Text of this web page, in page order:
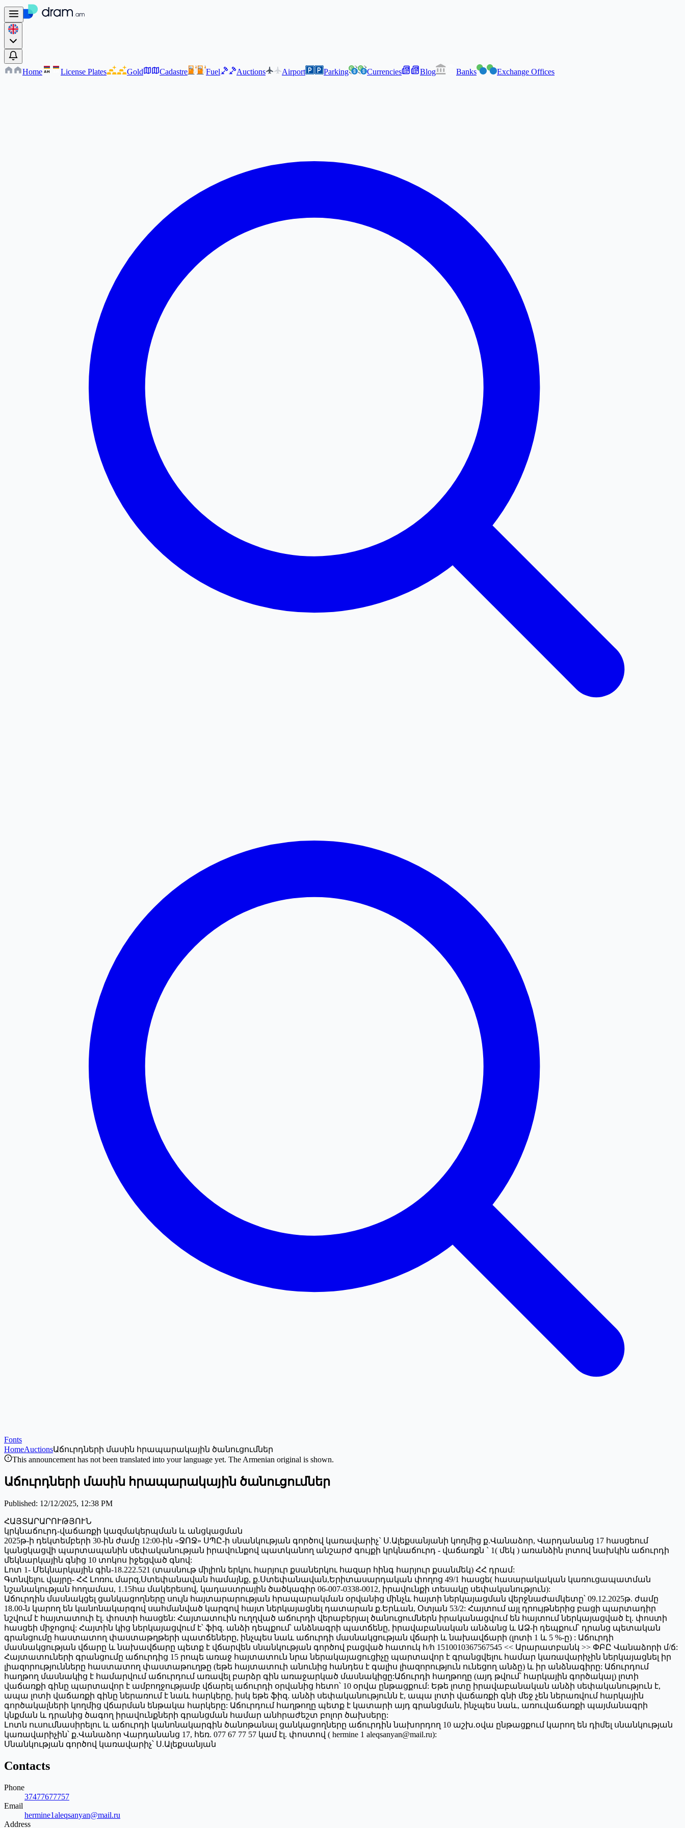
Home AM License Plates Gold Cadastre Fuel Auctions Airport Parking Currencies Blog Banks Exchange Offices
Fonts
HomeAuctionsԱճուրդների մասին հրապարակային ծանուցումներ
This announcement has not been translated into your language yet. The Armenian original is shown.
Աճուրդների մասին հրապարակային ծանուցումներ
Published: 12/12/2025, 12:38 PM
ՀԱՅՏԱՐԱՐՈՒԹՅՈՒՆ
կրկնաճուրդ-վաճառքի կազմակերպման և անցկացման
2025թ-ի դեկտեմբերի 30-ին ժամը 12:00-ին «ՋՈՋ» ՍՊԸ-ի սնանկության գործով կառավարիչ` Ս.Ալեքսանյանի կողմից ք.Վանաձոր, Վարդանանց 17 հասցեում
կանցկացվի պարտապանին սեփականության իրավունքով պատկանող անշարժ գույքի կրկնաճուրդ - վաճառքն ` 1( մեկ ) առանձին լոտով նախկին աճուրդի
մեկնարկային գնից 10 տոկոս իջեցված գնով:
Լոտ 1- Մեկնարկային գին-18.222.521 (տասնութ միլիոն երկու հարյուր քսաներկու հազար հինգ հարյուր քսանմեկ) ՀՀ դրամ:
Գտնվելու վայրը- ՀՀ Լոռու մարզ,Ստեփանավան համայնք, ք.Ստեփանավան,Երիտասարդական փողոց 49/1 հասցե( հասարակական կառուցապատման
նշանակության հողամաս, 1.15հա մակերեսով, կադաստրային ծածկագիր 06-007-0338-0012, իրավունքի տեսակը սեփականություն):
Աճուրդին մասնակցել ցանկացողները սույն հայտարարության հրապարակման օրվանից մինչև հայտի ներկայացման վերջնաժամկետը՝ 09.12.2025թ. ժամը
18.00-ն կարող են կանոնակարգով սահմանված կարգով հայտ ներկայացնել դատարան ք.Երևան, Օտյան 53/2: Հայտում այլ դրույթներից բացի պարտադիր
նշվում է հայտատուի էլ. փոստի հասցեն: Հայտատուին ուղղված աճուրդի վերաբերյալ ծանուցումներն իրականացվում են հայտում ներկայացված էլ. փոստի
հասցեի միջոցով: Հայտին կից ներկայացվում է՝ ֆիզ. անձի դեպքում՝ անձնագրի պատճենը, իրավաբանական անձանց և ԱՁ-ի դեպքում՝ դրանց պետական
գրանցումը հաստատող փաստաթղթերի պատճեները, ինչպես նաև աճուրդի մասնակցության վճարի և նախավճարի (լոտի 1 և 5 %-ը) : Աճուրդի
մասնակցության վճարը և նախավճարը պետք է վճարվեն սնանկության գործով բացված հատուկ հ/հ 1510010367567545 << Արարատբանկ >> ՓԲԸ Վանաձորի մ/ճ:
Հայտատուների գրանցումը աճուրդից 15 րոպե առաջ հայտատուն նրա ներակայացուցիչը պարտավոր է գրանցվելու համար կառավարիչին ներկայացնել իր
լիազորությունները հաստատող փաստաթուղթը (եթե հայտատուի անունից հանդես է գալիս լիազորություն ունեցող անձը) և իր անձնագիրը: Աճուրդում
հաղթող մասնակից է համարվում աճուրդում առավել բարձր գին առաջարկած մասնակիցը:Աճուրդի հաղթողը (այդ թվում՝ հարկային գործակալ) լոտի
վաճառքի գինը պարտավոր է ամբողջությամբ վճարել աճուրդի օրվանից հետո՝ 10 օրվա ընթացքում: Եթե լոտը իրավաբանական անձի սեփականություն է,
ապա լոտի վաճառքի գինը ներառում է նաև հարկերը, իսկ եթե ֆիզ. անձի սեփականությունն է, ապա լոտի վաճառքի գնի մեջ չեն ներառվում հարկային
գործակալների կողմից վճարման ենթակա հարկերը: Աճուրդում հաղթողը պետք է կատարի այդ գրանցման, ինչպես նաև, առուվաճառքի պայմանագրի
կնքման և դրանից ծագող իրավունքների գրանցման համար անհրաժեշտ բոլոր ծախսերը:
Լոտն ուսումնասիրելու և աճուրդի կանոնակարգին ծանոթանալ ցանկացողները աճուրդին նախորդող 10 աշխ.օվա ընթացքում կարող են դիմել սնանկության
կառավարիչին՝ ք.Վանաձոր Վարդանանց 17, հեռ. 077 67 77 57 կամ էլ. փոստով ( hermine 1 aleqsanyan@mail.ru):
Սնանկության գործով կառավարիչ՝ Ս.Ալեքսանյան
Contacts
Phone
37477677757
Email
hermine1aleqsanyan@mail.ru
Address